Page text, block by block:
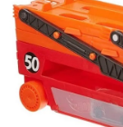
z
5
hviezdičiek.